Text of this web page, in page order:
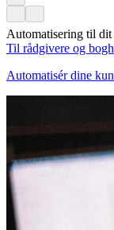
Automatisering til
Til rådgivere og
Automatisér dine